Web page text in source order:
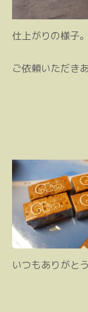
仕上がりの様子。
ご依頼いただき
いつもありがと